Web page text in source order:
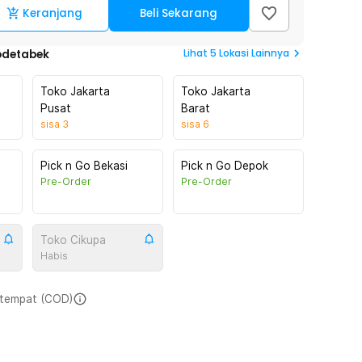
Keranjang Beli Sekarang
Lihat 5 Lokasi Lainnya
Toko Jakarta
Pusat
sisa 3
Toko Jakarta
Barat
sisa 6
Pick n Go Bekasi
Pre-Order
Pick n Go Depok
Pre-Order
Toko Cikupa
Habis
(COD)